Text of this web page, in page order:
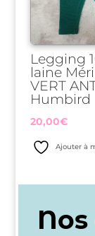
Legging
laine
VERT
Humbird
20,00€
Ajouter à